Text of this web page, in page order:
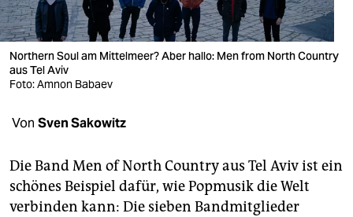
verlag
verlag
veranstaltungen
unterstützen
abo
Northern Soul am Mittelmeer? Aber hallo: Men from North Country
aus Tel Aviv
Foto: Amnon Babaev
Von Sven Sakowitz
Die Band Men of North Country aus Tel Aviv ist ein
schönes Beispiel dafür, wie Popmusik die Welt
verbinden kann: Die sieben Bandmitglieder